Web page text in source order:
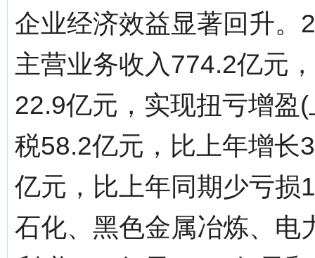
企业经济效益显著回升。
主营业务收入774.2亿元
22.9亿元，实现扭亏增盈
税58.2亿元，比上年增长
亿元，比上年同期少亏损
石化、黑色金属冶炼、电